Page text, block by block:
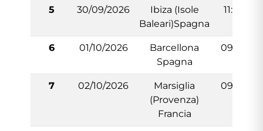
5 30/09/2026
Ibiza (Isole
Baleari)Spagna
11:30
6 01/10/2026
Barcellona
Spagna
09:00
7 02/10/2026
Marsiglia
(Provenza)
Francia
09:00